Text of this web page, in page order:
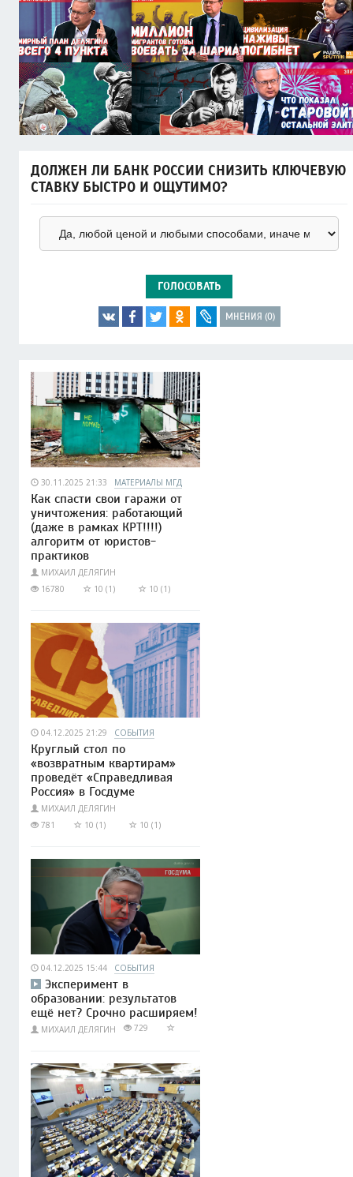
ДОЛЖЕН ЛИ БАНК РОССИИ СНИЗИТЬ КЛЮЧЕВУЮ
СТАВКУ БЫСТРО И ОЩУТИМО?
ГОЛОСОВАТЬ
МНЕНИЯ (0)
30.11.2025 21:33 МАТЕРИАЛЫ МГД
Как спасти свои гаражи от
уничтожения: работающий
(даже в рамках КРТ!!!!)
алгоритм от юристов-
практиков
МИХАИЛ ДЕЛЯГИН
16780
10 (1) 10 (1)
04.12.2025 21:29 СОБЫТИЯ
Круглый стол по
«возвратным квартирам»
проведёт «Справедливая
Россия» в Госдуме
МИХАИЛ ДЕЛЯГИН
781
10 (1) 10 (1)
04.12.2025 15:44 СОБЫТИЯ
Эксперимент в
образовании: результатов
ещё нет? Срочно расширяем!
МИХАИЛ ДЕЛЯГИН 729